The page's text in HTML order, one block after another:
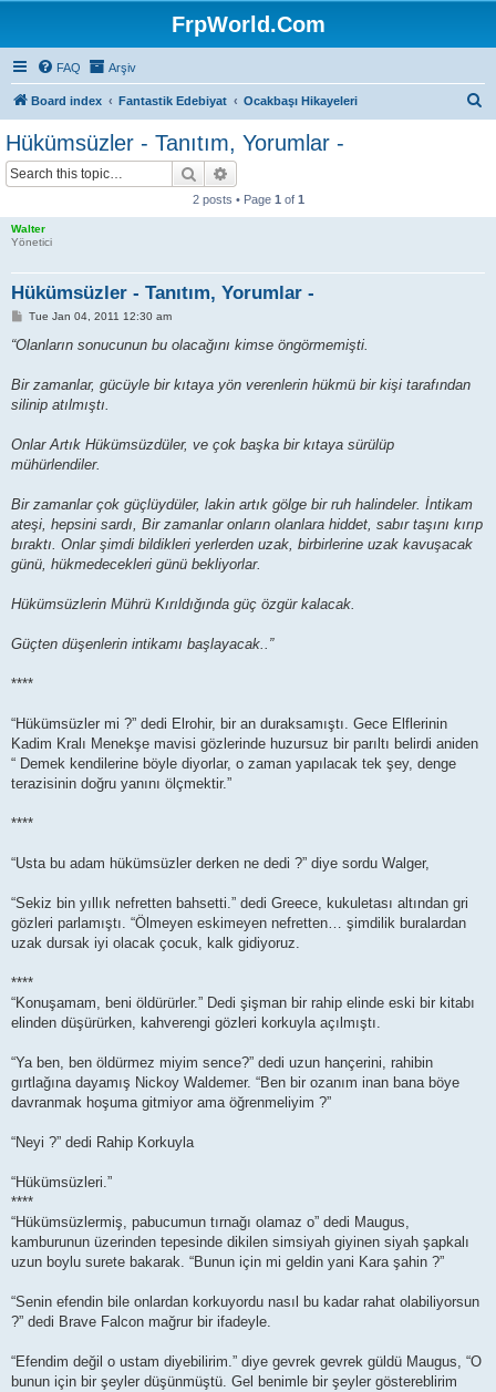
FrpWorld.Com
FAQ Arşiv
Board index Fantastik Edebiyat Ocakbaşı Hikayeleri
Hükümsüzler - Tanıtım, Yorumlar -
Search
2 posts • Page 1 of 1
Walter
Yönetici
Hükümsüzler - Tanıtım, Yorumlar -
P
s
Tue Jan 04, 2011 12:30 am
“Olanların sonucunun bu olacağını kimse öngörmemişti.
Bir zamanlar, gücüyle bir kıtaya yön verenlerin hükmü bir kişi tarafından
silinip atılmıştı.
Onlar Artık Hükümsüzdüler, ve çok başka bir kıtaya sürülüp
mühürlendiler.
Bir zamanlar çok güçlüydüler, lakin artık gölge bir ruh halindeler. İntikam
ateşi, hepsini sardı, Bir zamanlar onların olanlara hiddet, sabır taşını kırıp
bıraktı. Onlar şimdi bildikleri yerlerden uzak, birbirlerine uzak kavuşacak
günü, hükmedecekleri günü bekliyorlar.
Hükümsüzlerin Mührü Kırıldığında güç özgür kalacak.
Güçten düşenlerin intikamı başlayacak..”
****
“Hükümsüzler mi ?” dedi Elrohir, bir an duraksamıştı. Gece Elflerinin
Kadim Kralı Menekşe mavisi gözlerinde huzursuz bir parıltı belirdi aniden
“ Demek kendilerine böyle diyorlar, o zaman yapılacak tek şey, denge
terazisinin doğru yanını ölçmektir.”
****
“Usta bu adam hükümsüzler derken ne dedi ?” diye sordu Walger,
“Sekiz bin yıllık nefretten bahsetti.” dedi Greece, kukuletası altından gri
gözleri parlamıştı. “Ölmeyen eskimeyen nefretten… şimdilik buralardan
uzak dursak iyi olacak çocuk, kalk gidiyoruz.
****
“Konuşamam, beni öldürürler.” Dedi şişman bir rahip elinde eski bir kitabı
elinden düşürürken, kahverengi gözleri korkuyla açılmıştı.
“Ya ben, ben öldürmez miyim sence?” dedi uzun hançerini, rahibin
gırtlağına dayamış Nickoy Waldemer. “Ben bir ozanım inan bana böye
davranmak hoşuma gitmiyor ama öğrenmeliyim ?”
“Neyi ?” dedi Rahip Korkuyla
“Hükümsüzleri.”
****
“Hükümsüzlermiş, pabucumun tırnağı olamaz o” dedi Maugus,
kamburunun üzerinden tepesinde dikilen simsiyah giyinen siyah şapkalı
uzun boylu surete bakarak. “Bunun için mi geldin yani Kara şahin ?”
“Senin efendin bile onlardan korkuyordu nasıl bu kadar rahat olabiliyorsun
?” dedi Brave Falcon mağrur bir ifadeyle.
“Efendim değil o ustam diyebilirim.” diye gevrek gevrek güldü Maugus, “O
bunun için bir şeyler düşünmüştü. Gel benimle bir şeyler göstereblirim